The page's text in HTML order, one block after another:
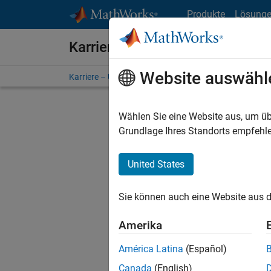
Produkte
Karriere bei MathWorks
Karriere – Übersicht Stellensuche
Stellen
Es
Region
Website
Wählen Sie eine Website aus, um
Grundlage Ihres Standorts
United States
Sie können auch eine Website aus
Amerika
América Latina (Español)
Canada (English)